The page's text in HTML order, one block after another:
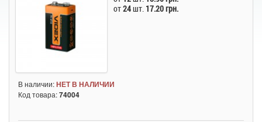
от24шт. 17.20 грн.
В наличии:НЕТ В НАЛИЧИИ
Код товара:74004